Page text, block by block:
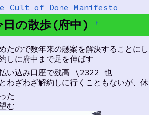
Cult of Done Manifesto
の散歩(府中) †
たので数年来の懸案を解決することに
しに府中まで足を伸ばす
い込み口座で残高 \2322 也
わざわざ解約しに行くこともないが、
た
む